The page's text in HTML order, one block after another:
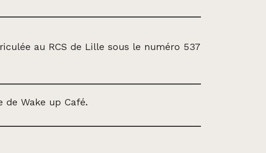
au RCS de Lille sous le numéro 537
Wake up Café.